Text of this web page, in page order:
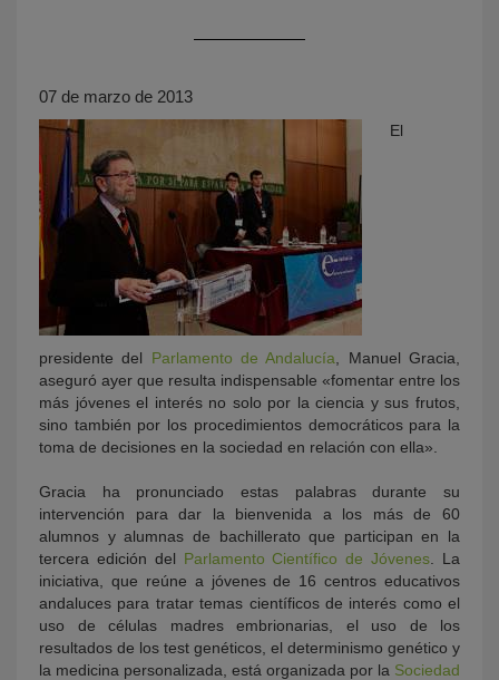
07 de marzo de 2013
El
presidente del Parlamento de Andalucía , Manuel Gracia,
aseguró ayer que resulta indispensable «fomentar entre los
más jóvenes el interés no solo por la ciencia y sus frutos,
sino también por los procedimientos democráticos para la
toma de decisiones en la sociedad en relación con ella».
Gracia ha pronunciado estas palabras durante su
intervención para dar la bienvenida a los más de 60
alumnos y alumnas de bachillerato que participan en la
tercera edición del Parlamento Científico de Jóvenes . La
iniciativa, que reúne a jóvenes de 16 centros educativos
andaluces para tratar temas científicos de interés como el
uso de células madres embrionarias, el uso de los
resultados de los test genéticos, el determinismo genético y
la medicina personalizada, está organizada por la Sociedad